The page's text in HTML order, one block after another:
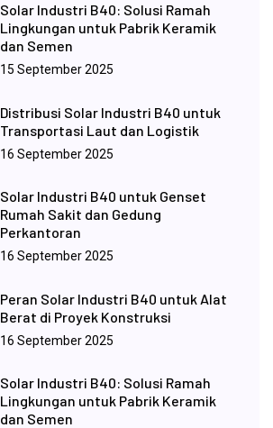
Solar Industri B40: Solusi Ramah
Lingkungan untuk Pabrik Keramik
dan Semen
15 September 2025
Distribusi Solar Industri B40 untuk
Transportasi Laut dan Logistik
16 September 2025
Solar Industri B40 untuk Genset
Rumah Sakit dan Gedung
Perkantoran
16 September 2025
Peran Solar Industri B40 untuk Alat
Berat di Proyek Konstruksi
16 September 2025
Solar Industri B40: Solusi Ramah
Lingkungan untuk Pabrik Keramik
dan Semen